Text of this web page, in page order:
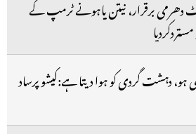
دھرمی برقرار، نیتن یاہونے ٹرمپ کے
ہو، دہشت گردی کو ہوا دیتا ہے:کیشو پرساد